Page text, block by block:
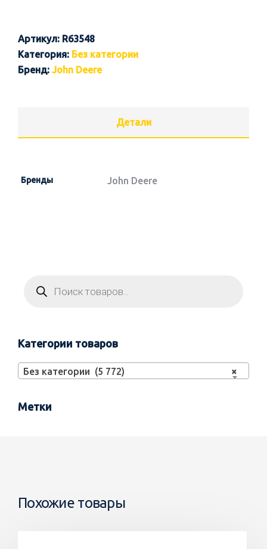
Артикул: R63548
Категория: Без категории
Бренд: John Deere
Детали
Бренды John Deere
Категории товаров
×
Без категории (5 772)
Метки
Похожие товары